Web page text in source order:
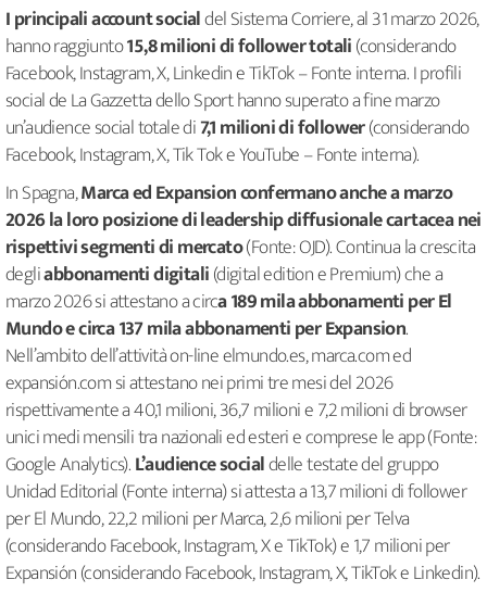
I principali account socialdel Sistema Corriere, al 31 marzo 2026,
hanno raggiunto15,8 milioni di follower totali(considerando
Facebook, Instagram, X, Linkedin e TikTok – Fonte interna. I profili
social de La Gazzetta dello Sport hanno superato a fine marzo
un’audience social totale di7,1 milioni di follower(considerando
Facebook, Instagram, X, Tik Tok e YouTube – Fonte interna).
In Spagna,Marca ed Expansion confermano anche a marzo
2026 la loro posizione di leadership diffusionale cartacea nei
rispettivi segmenti di mercato(Fonte: OJD). Continua la crescita
degliabbonamenti digitali(digital edition e Premium) che a
marzo 2026 si attestano a circa 189 mila abbonamenti per El
Mundo e circa 137 mila abbonamenti per Expansion.
Nell’ambito dell’attività on-line elmundo.es, marca.com ed
expansión.com si attestano nei primi tre mesi del 2026
rispettivamente a 40,1 milioni, 36,7 milioni e 7,2 milioni di browser
unici medi mensili tra nazionali ed esteri e comprese le app (Fonte:
Google Analytics).L’audience socialdelle testate del gruppo
Unidad Editorial (Fonte interna) si attesta a 13,7 milioni di follower
per El Mundo, 22,2 milioni per Marca, 2,6 milioni per Telva
(considerando Facebook, Instagram, X e TikTok) e 1,7 milioni per
Expansión (considerando Facebook, Instagram, X, TikTok e Linkedin).